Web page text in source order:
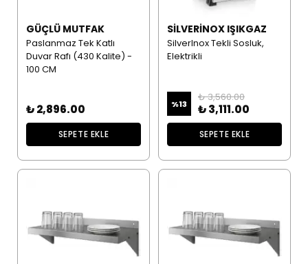
GÜÇLÜ MUTFAK
Paslanmaz Tek Katlı
Duvar Rafı (430 Kalite) -
100 CM
₺ 2,896.00
SEPETE EKLE
SILVERINOX IŞIKGAZ
SilverInox Tekli Sosluk,
Elektrikli
%13
₺ 3,560.00
₺ 3,111.00
SEPETE EKLE